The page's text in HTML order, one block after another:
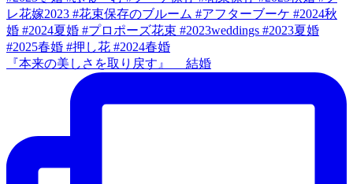
『本来の美しさを取り戻す』 結婚